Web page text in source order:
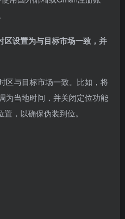
区设置为与目标市场一致，并
区与目标市场一致。比如，将
为当地时间，并关闭定位功能
，以确保伪装到位。